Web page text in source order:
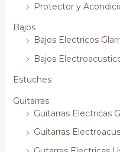
Protector y
Bajos
Bajos Electricos
Bajos
Estuches
Guitarras
Guitarras Electricas
Guitarras